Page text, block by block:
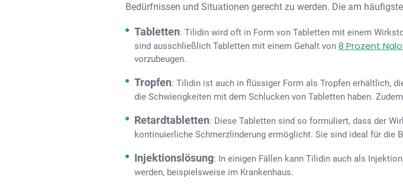
Bedürfnissen und Situationen gerecht zu werden. Die am
Tabletten: Tilidin wird oft in Form von Tabletten mit einem
sind ausschließlich Tabletten mit einem Gehalt von 8 Prozent
vorzubeugen.
Tropfen: Tilidin ist auch in flüssiger Form als Tropfen erhältlich,
die Schwierigkeiten mit dem Schlucken von Tabletten haben.
Retardtabletten: Diese Tabletten sind so formuliert, dass der
kontinuierliche Schmerzlinderung ermöglicht. Sie sind ideal für die
Injektionslösung: In einigen Fällen kann Tilidin auch als
werden, beispielsweise im Krankenhaus.